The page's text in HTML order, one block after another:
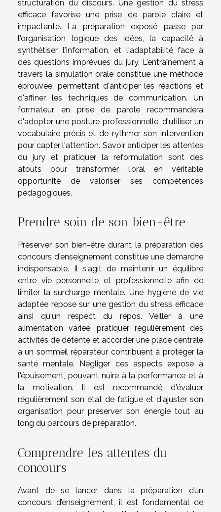
structuration du discours. Une gestion du stress
efficace favorise une prise de parole claire et
impactante. La préparation exposé passe par
l'organisation logique des idées, la capacité à
synthétiser l'information, et l'adaptabilité face à
des questions imprévues du jury. L'entraînement à
travers la simulation orale constitue une méthode
éprouvée, permettant d'anticiper les réactions et
d'affiner les techniques de communication. Un
formateur en prise de parole recommandera
d'adopter une posture professionnelle, d'utiliser un
vocabulaire précis et de rythmer son intervention
pour capter l'attention. Savoir anticiper les attentes
du jury et pratiquer la reformulation sont des
atouts pour transformer l'oral en véritable
opportunité de valoriser ses compétences
pédagogiques.
Prendre soin de son bien-être
Préserver son bien-être durant la préparation des
concours d'enseignement constitue une démarche
indispensable. Il s'agit de maintenir un équilibre
entre vie personnelle et professionnelle afin de
limiter la surcharge mentale. Une hygiène de vie
adaptée repose sur une gestion du stress efficace
ainsi qu'un respect du repos. Veiller à une
alimentation variée, pratiquer régulièrement des
activités de détente et accorder une place centrale
à un sommeil réparateur contribuent à protéger la
santé mentale. Négliger ces aspects expose à
l'épuisement, pouvant nuire à la performance et à
la motivation. Il est recommandé d'évaluer
régulièrement son état de fatigue et d'ajuster son
organisation pour préserver son énergie tout au
long du parcours de préparation.
Comprendre les attentes du
concours
Avant de se lancer dans la préparation d’un
concours d’enseignement, il est fondamental de